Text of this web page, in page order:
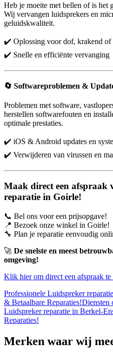
Heb je moeite met bellen of is het
Wij vervangen luidsprekers en
geluidskwaliteit.
✔️ Oplossing voor dof, krakend of
✔️ Snelle en efficiënte vervanging
🔄 Softwareproblemen &
Problemen met software,
herstellen softwarefouten en
optimale prestaties.
✔️ iOS & Android updates en
✔️ Verwijderen van virussen en
Maak direct een
reparatie in Goirle!
📞 Bel ons voor een prijsopgave!
📍 Bezoek onze winkel in Goirle!
🔧 Plan je reparatie eenvoudig
🚀 De snelste en meest
omgeving!
Klik hier om direct een afspraak te
Professionele Luidspreker
& Betaalbare Reparaties!Diensten
Luidspreker reparatie in Berkel-
Reparaties!
Merken waar wij